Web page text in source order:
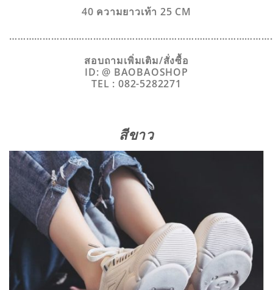
40 ความยาวเท้า 25 CM
สอบถามเพิ่มเติม/สั่งซื้อ
ID: @ BAOBAOSHOP
TEL : 082-5282271
สีขาว